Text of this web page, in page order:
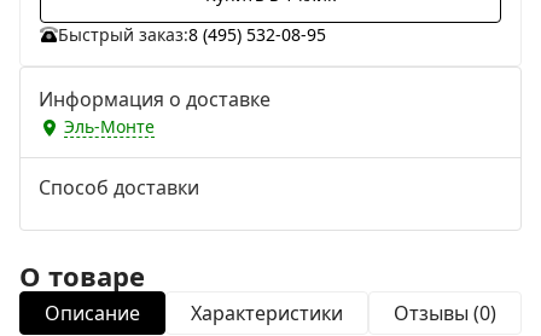
Быстрый заказ:8 (495) 532-08-95
Информация о доставке
Эль-Монте
Способ доставки
О товаре
Описание Характеристики Отзывы (0)